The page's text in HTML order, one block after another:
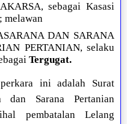
sebagai Kasasi
melawan
DAN SARANA
PERTANIAN, selaku
Tergugat.
ini adalah Surat
dan Sarana Pertanian
pembatalan Lelang